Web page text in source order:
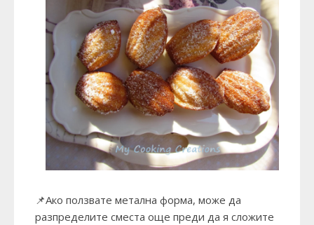
📌Ако ползвате метална форма, може да
разпределите сместа още преди да я сложите